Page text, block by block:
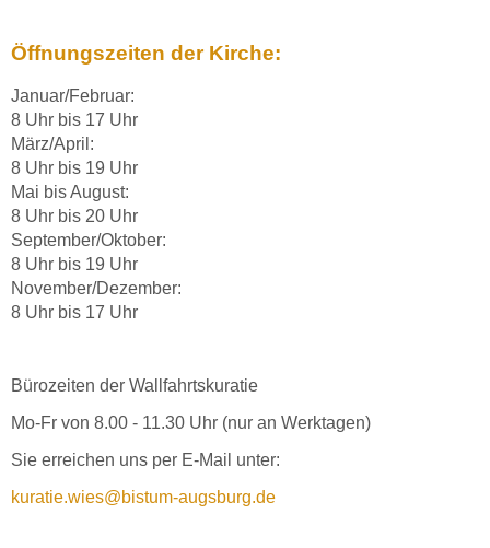
Öffnungszeiten der Kirche:
Januar/Februar:
8 Uhr bis 17 Uhr
März/April:
8 Uhr bis 19 Uhr
Mai bis August:
8 Uhr bis 20 Uhr
September/Oktober:
8 Uhr bis 19 Uhr
November/Dezember:
8 Uhr bis 17 Uhr
Bürozeiten der Wallfahrtskuratie
Mo-Fr von 8.00 - 11.30 Uhr (nur an Werktagen)
Sie erreichen uns per E-Mail unter:
kuratie.wies@bistum-augsburg.de